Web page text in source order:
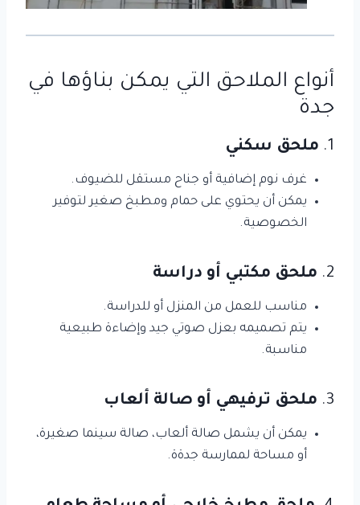
أنواع الملاحق التي يمكن بناؤها في
جدة
1. ملحق سكني
غرف نوم إضافية أو جناح مستقل للضيوف.
يمكن أن يحتوي على حمام ومطبخ صغير لتوفير
الخصوصية.
2. ملحق مكتبي أو دراسة
مناسب للعمل من المنزل أو للدراسة.
يتم تصميمه بعزل صوتي جيد وإضاءة طبيعية
مناسبة.
3. ملحق ترفيهي أو صالة ألعاب
يمكن أن يشمل صالة ألعاب، صالة سينما صغيرة،
أو مساحة لممارسة جدةة.